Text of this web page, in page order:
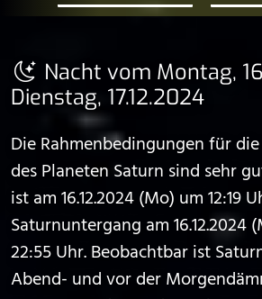
Nacht vom Montag,
Dienstag, 17.12.2024
Die Rahmenbedingungen für
des Planeten Saturn sind sehr
ist am 16.12.2024 (Mo) um 12:19
Saturnuntergang am 16.12.2024
22:55 Uhr. Beobachtbar ist
Abend- und vor der